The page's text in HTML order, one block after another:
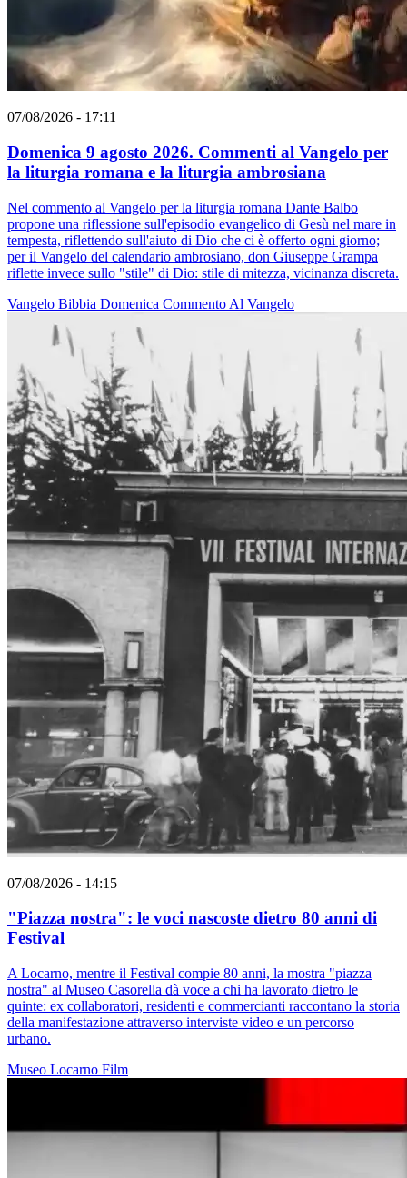
07/08/2026 - 17:11
Domenica 9 agosto 2026. Commenti al Vangelo per
la liturgia romana e la liturgia ambrosiana
Nel commento al Vangelo per la liturgia romana Dante Balbo
propone una riflessione sull'episodio evangelico di Gesù nel mare in
tempesta, riflettendo sull'aiuto di Dio che ci è offerto ogni giorno;
per il Vangelo del calendario ambrosiano, don Giuseppe Grampa
riflette invece sullo "stile" di Dio: stile di mitezza, vicinanza discreta.
Vangelo Bibbia Domenica Commento Al Vangelo
07/08/2026 - 14:15
"Piazza nostra": le voci nascoste dietro 80 anni di
Festival
A Locarno, mentre il Festival compie 80 anni, la mostra "piazza
nostra" al Museo Casorella dà voce a chi ha lavorato dietro le
quinte: ex collaboratori, residenti e commercianti raccontano la storia
della manifestazione attraverso interviste video e un percorso
urbano.
Museo Locarno Film